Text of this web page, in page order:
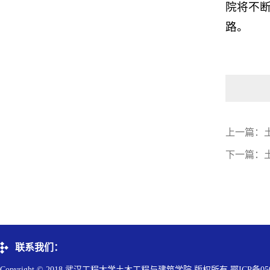
院将不
路。
上一篇：
下一篇：
联系我们：